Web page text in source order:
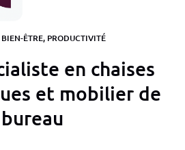
ÊTRE, PRODUCTIVITÉ
en chaises
et mobilier de
bureau